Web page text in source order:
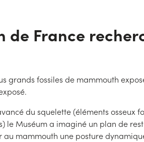
de France
grands fossiles de mammouth
du squelette (éléments osseux
le Muséum a imaginé un plan de
mammouth une posture